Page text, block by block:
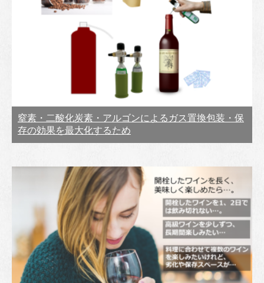
窒素・二酸化炭素・アルゴンによるガス置換包装・保
存の効果を最大化するため